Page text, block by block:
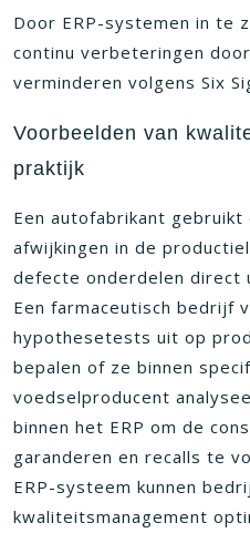
Door ERP-systemen in te
continu verbeteringen
verminderen volgens Six
Voorbeelden van
praktijk
Een autofabrikant gebruikt
afwijkingen in de
defecte onderdelen direct
Een farmaceutisch bedrijf
hypothesetests uit op
bepalen of ze binnen
voedselproducent
binnen het ERP om de
garanderen en recalls te
ERP-systeem kunnen
kwaliteitsmanagement